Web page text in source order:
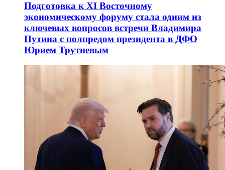
Подготовка к XI Восточному
экономическому форуму стала одним из
ключевых вопросов встречи Владимира
Путина с полпредом президента в ДФО
Юрием Трутневым